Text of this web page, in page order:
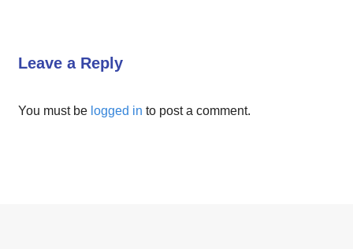
Leave a Reply
You must be logged in to post a comment.